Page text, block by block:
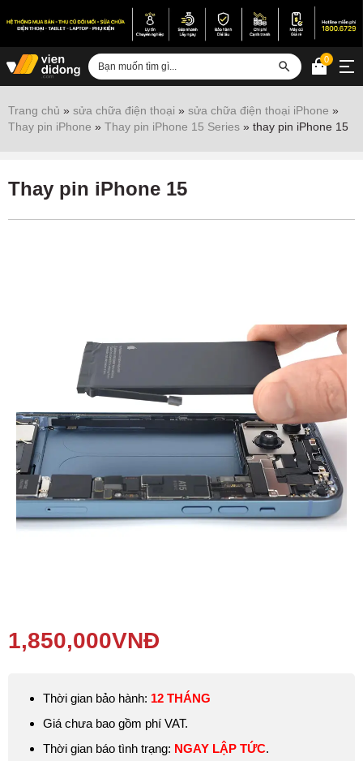
Sửa iPhone
Sửa Vertu
Hệ thống:
17 cửa hàng
Tổng đài:
1800.6729(miễn phí)
(Giờ làm việc: 08h00 - 21h00)
Giới thiệu
0
Trang chủ » sửa chữa điện thoại » sửa chữa điện thoại iPhone »
Thay pin iPhone » Thay pin iPhone 15 Series » thay pin iPhone 15
Thay pin iPhone 15
1,850,000VNĐ
Thời gian bảo hành: 12 THÁNG
Giá chưa bao gồm phí VAT.
Thời gian báo tình trạng: NGAY LẬP TỨC.